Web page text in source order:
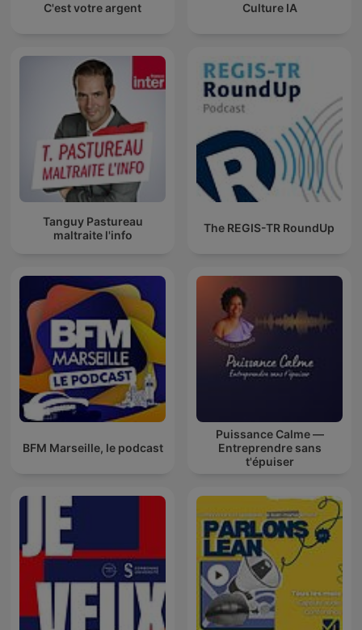
C'est votre argent Culture IA
Tanguy Pastureau
maltraite l'info
The REGIS-TR RoundUp
BFM Marseille, le podcast
Puissance Calme —
Entreprendre sans
t'épuiser